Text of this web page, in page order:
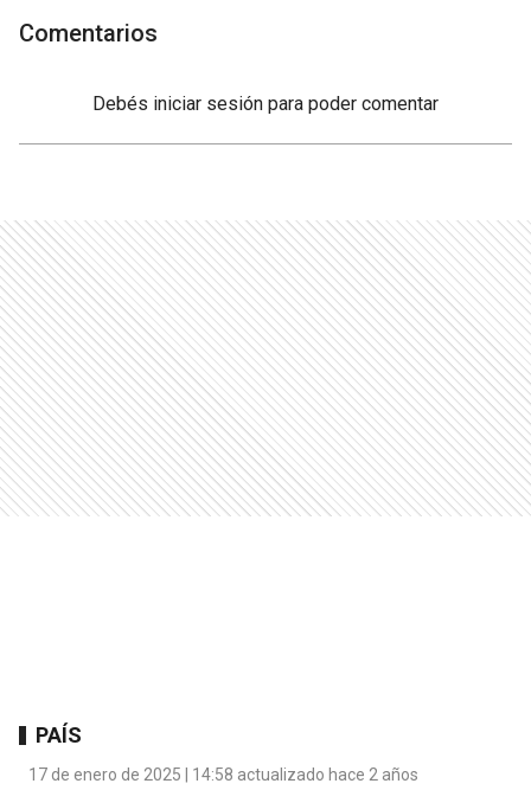
Comentarios
Debés iniciar sesión para poder comentar
PAÍS
17 de enero de 2025 | 14:58 actualizado hace 2 años